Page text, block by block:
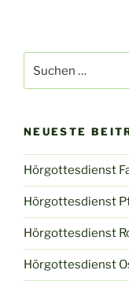
nach:
NEUESTE
Hörgottesdienst
Hörgottesdienst
Hörgottesdienst
Hörgottesdienst